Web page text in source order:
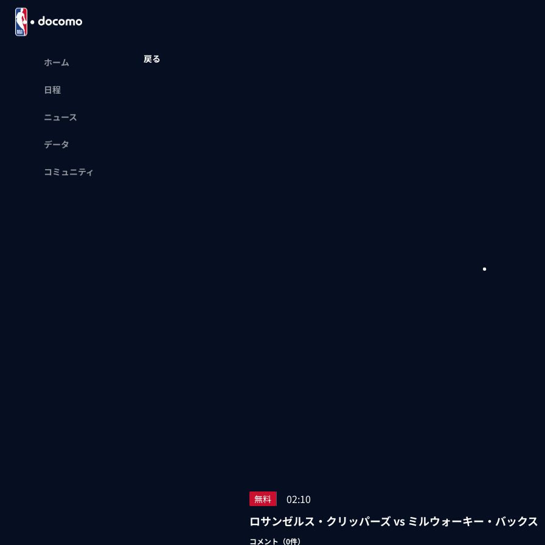
ホーム
日程
ニュース
データ
コミュニティ
戻る
無料 02:10
ロサンゼルス・クリッパーズ vs ミルウォーキー・バックス
コメント（0件）